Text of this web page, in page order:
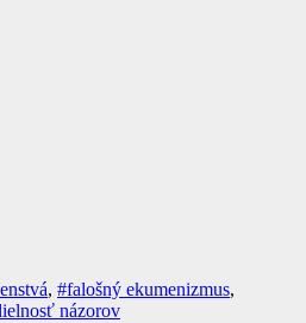
, #falošný ekumenizmus,
názorov